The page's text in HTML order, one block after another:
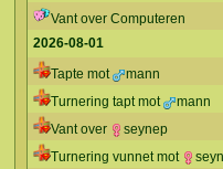
Vant over Computeren
2026-08-01
Tapte mot
mann
Turnering tapt mot
mann
Vant over
seynep
Turnering vunnet mot